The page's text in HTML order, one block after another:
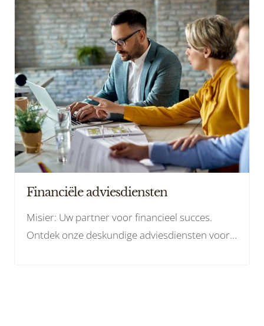
Financiële adviesdiensten
Misier: Uw partner voor financieel succes.
Ontdek onze deskundige adviesdiensten voor